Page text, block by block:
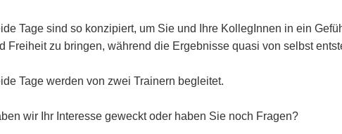
Tage sind so konzipiert, um Sie und Ihre KollegInnen in ein
Freiheit zu bringen, während die Ergebnisse quasi von selbst
Tage werden von zwei Trainern begleitet.
wir Ihr Interesse geweckt oder haben Sie noch Fragen?